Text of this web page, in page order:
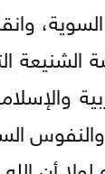
الشنيعة